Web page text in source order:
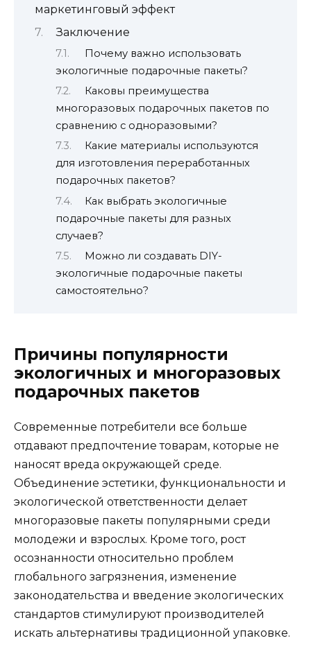
маркетинговый эффект
Заключение
Почему важно использовать
экологичные подарочные пакеты?
Каковы преимущества
многоразовых подарочных пакетов по
сравнению с одноразовыми?
Какие материалы используются
для изготовления переработанных
подарочных пакетов?
Как выбрать экологичные
подарочные пакеты для разных
случаев?
Можно ли создавать DIY-
экологичные подарочные пакеты
самостоятельно?
Причины популярности
экологичных и многоразовых
подарочных пакетов
Современные потребители все больше
отдавают предпочтение товарам, которые не
наносят вреда окружающей среде.
Объединение эстетики, функциональности и
экологической ответственности делает
многоразовые пакеты популярными среди
молодежи и взрослых. Кроме того, рост
осознанности относительно проблем
глобального загрязнения, изменение
законодательства и введение экологических
стандартов стимулируют производителей
искать альтернативы традиционной упаковке.